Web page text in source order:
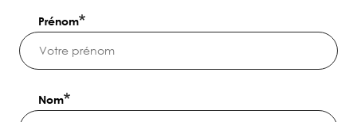
Prénom
Nom